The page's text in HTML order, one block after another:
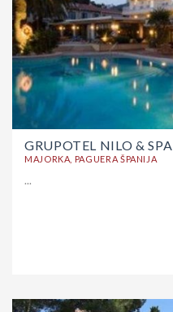
GRUPOTEL NILO & SPA
MAJORKA, PAGUERA ŠPANIJA
...